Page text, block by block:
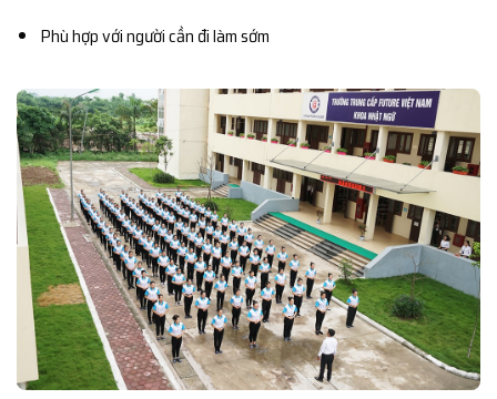
Phù hợp với người cần đi làm sớm